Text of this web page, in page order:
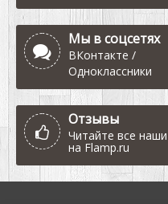
Мы в соцсетях
ВКонтакте /
Одноклассники
Отзывы
Читайте все
на Flamp.ru